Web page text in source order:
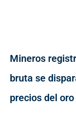
Mineros
bruta se
precios del oro